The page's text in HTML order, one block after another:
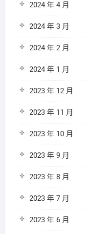
2024 年 4 月
2024 年 3 月
2024 年 2 月
2024 年 1 月
2023 年 12 月
2023 年 11 月
2023 年 10 月
2023 年 9 月
2023 年 8 月
2023 年 7 月
2023 年 6 月